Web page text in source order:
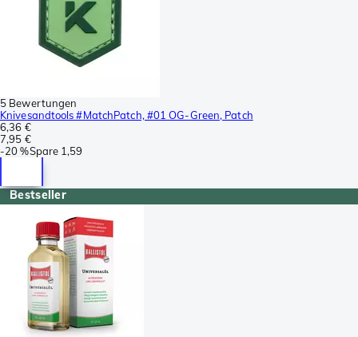
5 Bewertungen
Knivesandtools #MatchPatch, #01 OG-Green, Patch
6,36 €
7,95 €
-20 %Spare 1,59
Bestseller